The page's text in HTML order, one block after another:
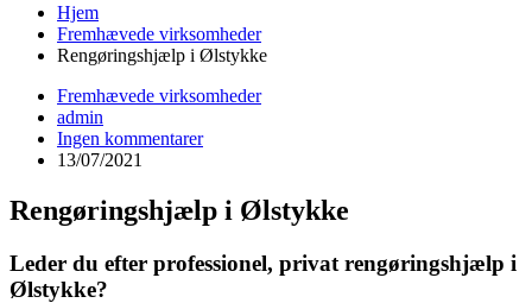
Hjem
Fremhævede virksomheder
Rengøringshjælp i Ølstykke
Fremhævede virksomheder
admin
Ingen kommentarer
13/07/2021
Rengøringshjælp i Ølstykke
Leder du efter professionel, privat rengøringshjælp i
Ølstykke?